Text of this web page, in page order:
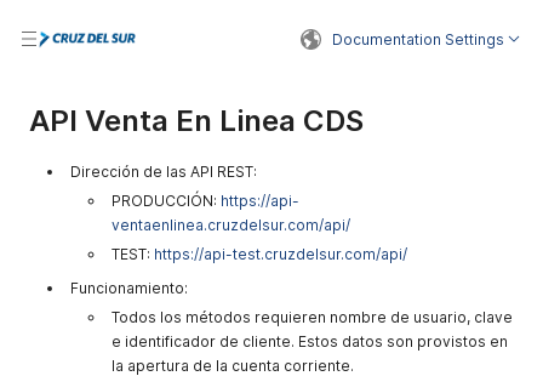
Documentation Settings
API Venta En Linea CDS
Dirección de las API REST:
PRODUCCIÓN: https://api-
ventaenlinea.cruzdelsur.com/api/
TEST: https://api-test.cruzdelsur.com/api/
Funcionamiento:
Todos los métodos requieren nombre de usuario, clave
e identificador de cliente. Estos datos son provistos en
la apertura de la cuenta corriente.